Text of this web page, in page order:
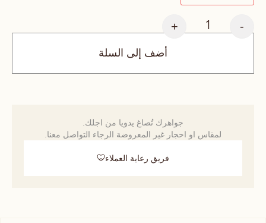
-
+
أضف إلى السلة
جواهرك تُصاغ يدويا من اجلك.
لمقاس او احجار غير المعروضة الرجاء التواصل معنا.
فريق رعاية العملاء